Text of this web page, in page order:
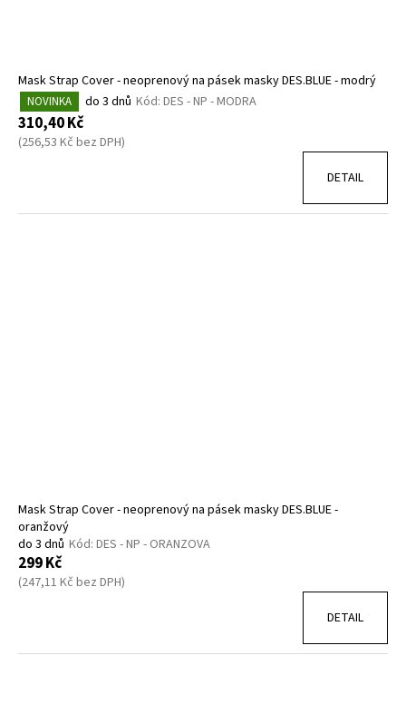
Mask Strap Cover - neoprenový na pásek masky DES.BLUE - modrý
NOVINKA do 3 dnů Kód: DES - NP - MODRA
310,40 Kč
(256,53 Kč bez DPH)
DETAIL
Mask Strap Cover - neoprenový na pásek masky DES.BLUE -
oranžový
do 3 dnů Kód: DES - NP - ORANZOVA
299 Kč
(247,11 Kč bez DPH)
DETAIL